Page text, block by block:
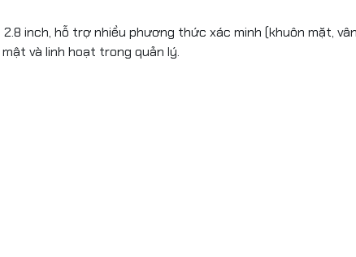
inch, hỗ trợ nhiều phương thức xác minh (khuôn mặt,
và linh hoạt trong quản lý.
Kích thước: 168 × 151.5 × 31.7 mm